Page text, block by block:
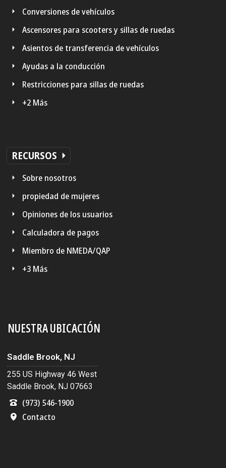
Conversiones de vehículos
Ascensores para scooters y sillas de ruedas
Asientos de transferencia de vehículos
Ayudas a la conducción
Restricciones para sillas de ruedas
+2 Más
RECURSOS
Sobre nosotros
propiedad de mujeres
Opiniones de los usuarios
Calculadora de pagos
Miembro de NMEDA/QAP
+3 Más
NUESTRA UBICACIÓN
Saddle Brook, NJ
255 US Highway 46 West
Saddle Brook, NJ 07663
(973) 546-1900
Contacto